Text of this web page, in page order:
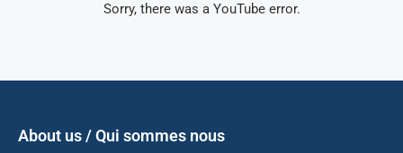
Sorry, there was a YouTube error.
About us / Qui sommes nous